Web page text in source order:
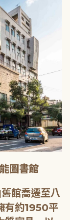
圖書館
館喬遷至八
有約1950平